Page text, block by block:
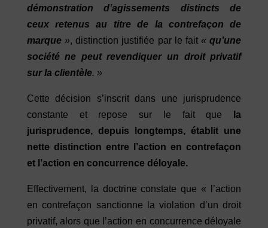
démonstration d’agissements distincts de
ceux retenus au titre de la contrefaçon de
marque », distinction justifiée par le fait«qu’une
société ne peut revendiquer un droit privatif
sur la clientèle. »
Cette décision s’inscrit dans une jurisprudence
constante et repose sur le fait que
la
jurisprudence, depuis longtemps, établit une
nette distinction entre l’action en contrefaçon
et l’action en concurrence déloyale.
Effectivement, la doctrine constate que « l’action
en contrefaçon sanctionne la violation d’un droit
privatif, alors que l’action en concurrence déloyale